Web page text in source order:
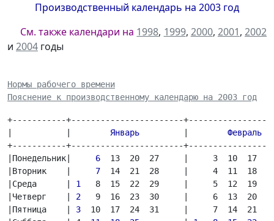
Производственный календарь на 2003 год
См. также календари на 1998, 1999, 2000, 2001,2002
и 2004 годы
Нормы рабочего времени
Пояснение к производственному календарю на 2003 год
+-----------+-----------------------
Январь Февраль
+-----------+-----------------------
|Понедельник| 6
  13  20  27     |     3  10  17
|Вторник    | 7
14  21  28     |     4  11  18
|Среда      | 1
8  15  22  29     |     5  12  19
|Четверг    | 2
9  16  23  30     |     6  13  20
|Пятница    | 3
10  17  24  31     |     7  14  21